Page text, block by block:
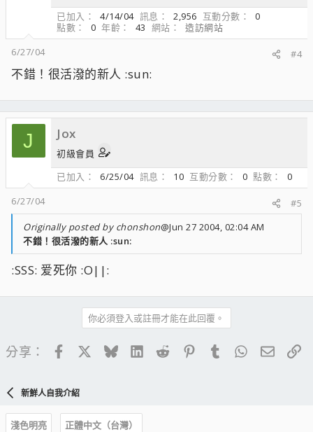
已加入
4/14/04 訊息 2,956 互動分數
0
點數
0 年齡 43 網站
造訪網站
6/27/04
#4
不錯！很活潑的新人 :sun:
J Jox
初級會員
已加入
6/25/04 訊息 10 互動分數 0 點數
0
6/27/04
#5
Originally posted by chonshon@Jun 27 2004, 02:04 AM
不錯！很活潑的新人 :sun:
:SSS: 爱死你 :O||:
你必須登入或註冊才能在此回覆。
分享： FacebookBlueskyLinkedIn
Reddit PinterestTumblrWhatsApp
電子
新鮮人自我介紹
淺色明亮
正體中文（台灣）